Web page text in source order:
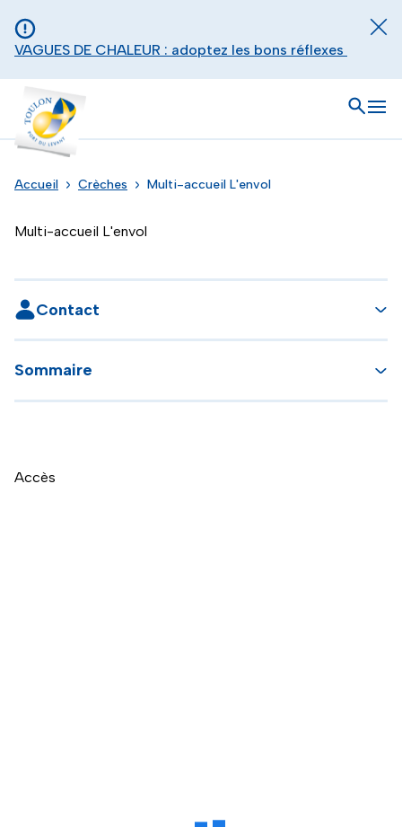
VAGUES DE CHALEUR : adoptez les bons réflexes
Toulon - Port du levant, retour à l'accueil
Ouvrir
Accueil Crèches Multi-accueil L'envol
Multi-accueil L'envol
Contact
Sommaire
Accès